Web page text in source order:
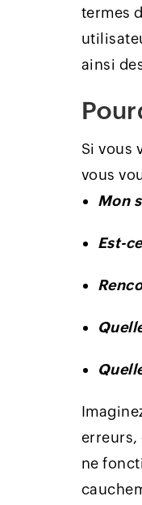
termes
ainsi
Si vous
vous
Mon
Est-
erreurs,
ne